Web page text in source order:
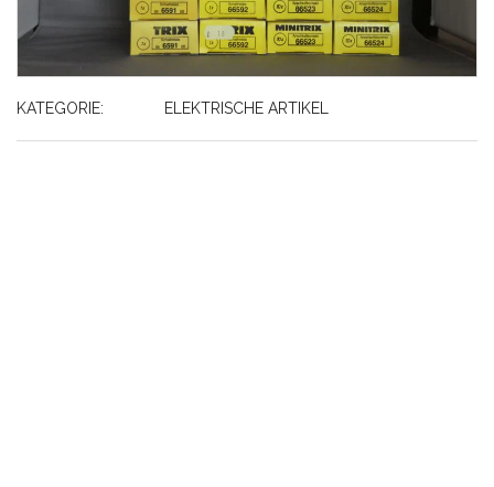
KATEGORIE: ELEKTRISCHE ARTIKEL